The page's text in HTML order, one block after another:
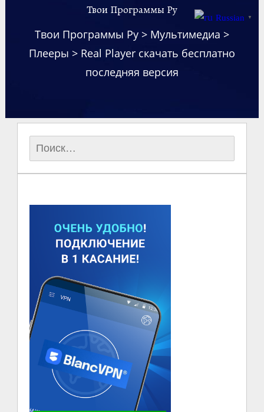
Твои Программы Ру
Твои Программы Ру> Мультимедиа >
Плееры > Real Player скачать бесплатно
последняя версия
Найти:
Russian ▼